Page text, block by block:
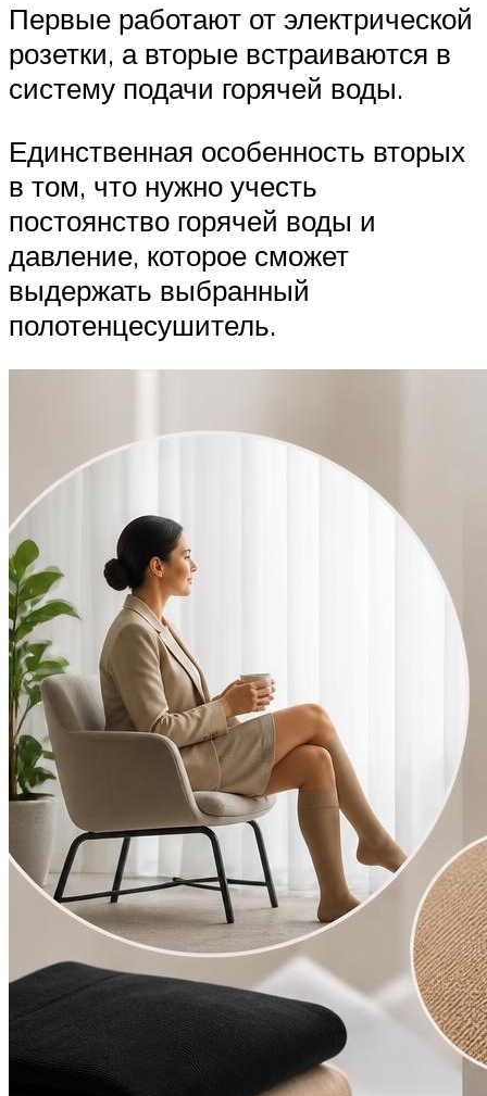
Первые работают от электрической
розетки, а вторые встраиваются в
систему подачи горячей воды.
Единственная особенность вторых
в том, что нужно учесть
постоянство горячей воды и
давление, которое сможет
выдержать выбранный
полотенцесушитель.